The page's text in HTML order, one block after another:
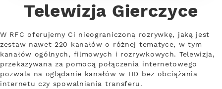
Telewizja Gierczyce
W RFC oferujemy Ci nieograniczoną rozrywkę, jaką jest
zestaw nawet 220 kanałów o różnej tematyce, w tym
kanałów ogólnych, filmowych i rozrywkowych. Telewizja,
przekazywana za pomocą połączenia internetowego
pozwala na oglądanie kanałów w HD bez obciążania
internetu czy spowalniania transferu.